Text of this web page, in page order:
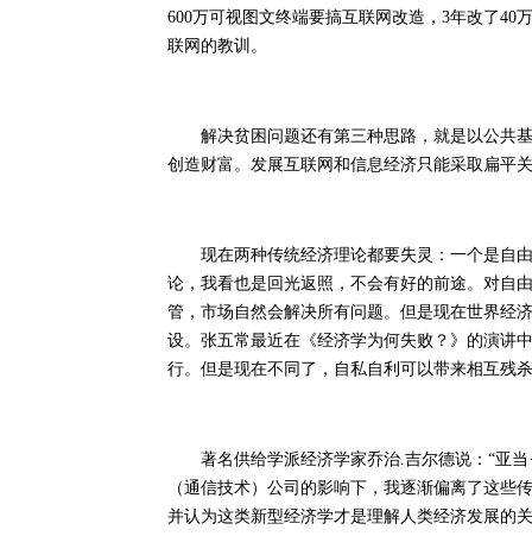
600万可视图文终端要搞互联网改造，3年改了40
联网的教训。
解决贫困问题还有第三种思路，就是以公共基
创造财富。发展互联网和信息经济只能采取扁平
现在两种传统经济理论都要失灵：一个是自由
论，我看也是回光返照，不会有好的前途。对自
管，市场自然会解决所有问题。但是现在世界经
设。张五常最近在《经济学为何失败？》的演讲
行。但是现在不同了，自私自利可以带来相互残
著名供给学派经济学家乔治.吉尔德说：“亚当
（通信技术）公司的影响下，我逐渐偏离了这
并认为这类新型经济学才是理解人类经济发展的